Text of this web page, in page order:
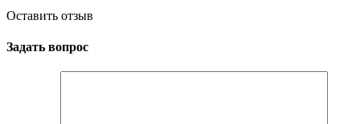
Оставить отзыв
Задать вопрос